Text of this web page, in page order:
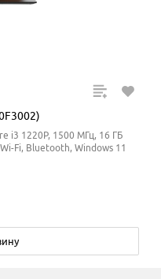
i3 1220P, 1500 МГц, 16 ГБ
Fi, Bluetooth, Windows 11